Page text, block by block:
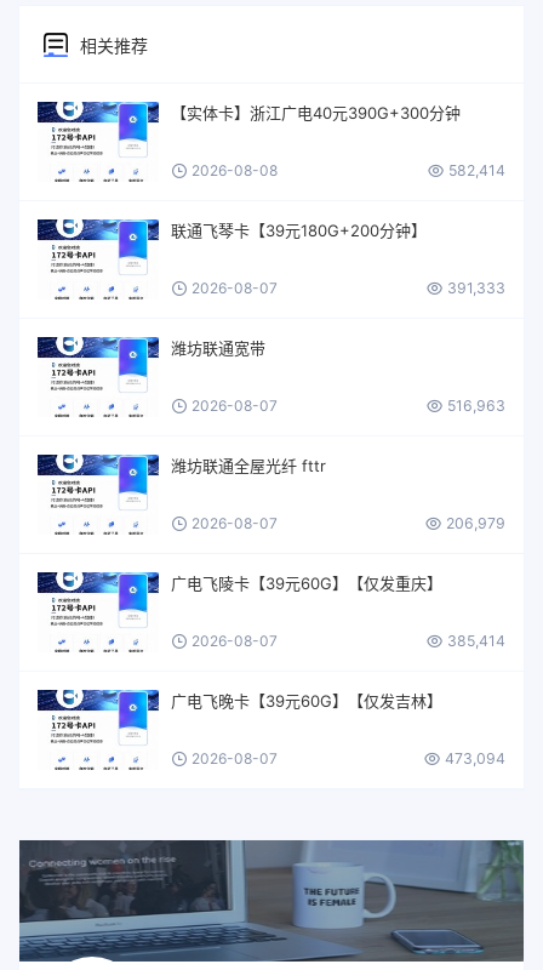
相关推荐
【实体卡】浙江广电40元390G+300分钟
2026-08-08 582,414
联通飞琴卡【39元180G+200分钟】
2026-08-07 391,333
潍坊联通宽带
2026-08-07 516,963
潍坊联通全屋光纤 fttr
2026-08-07 206,979
广电飞陵卡【39元60G】【仅发重庆】
2026-08-07 385,414
广电飞晚卡【39元60G】【仅发吉林】
2026-08-07 473,094